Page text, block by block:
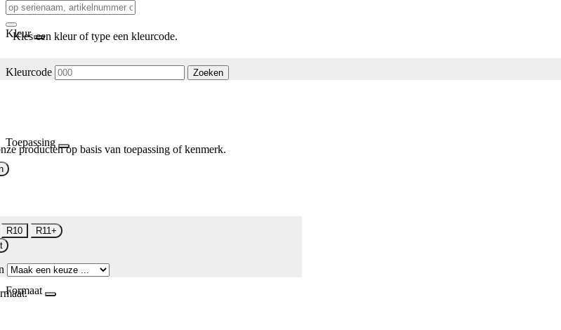
Kleur
Kies een kleur of type een kleurcode.
Kleurcode Zoeken
Toepassing
producten op basis van toepassing of kenmerk.
R10
R11+
Formaat